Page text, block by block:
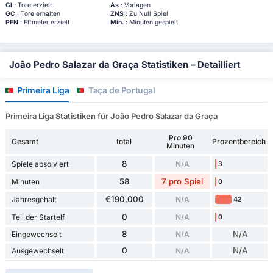
Gl : Tore erzielt As: Vorlagen
GC : Tore erhalten ZNS: Zu Null Spiel
PEN: Elfmeter erzielt Min. : Minuten gespielt
João Pedro Salazar da Graça Statistiken – Detailliert
Primeira Liga Taça de Portugal
Primeira Liga Statistiken für João Pedro Salazar da Graça
Gesamt total
Pro 90
Minuten
Prozentbereich
Spiele absolviert 8 N/A 3
Minuten 58 7 pro Spiel 0
Jahresgehalt €190,000 N/A 42
Teil der Startelf 0 N/A 0
Eingewechselt 8 N/A N/A
Ausgewechselt 0 N/A N/A